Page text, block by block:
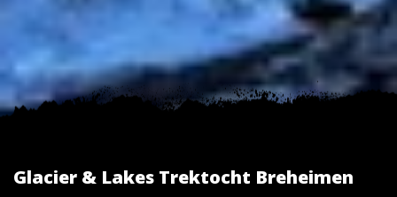
Glacier & Lakes Trektocht Breheimen